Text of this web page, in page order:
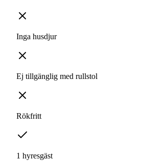
Inga husdjur
Ej tillgänglig med rullstol
Rökfritt
1 hyresgäst